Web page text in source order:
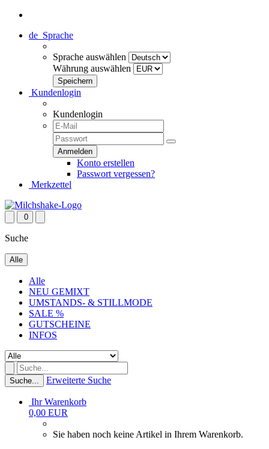
de Sprache
Sprache auswählen
Währung auswählen
Kundenlogin
Kundenlogin
Konto erstellen
Passwort vergessen?
Merkzettel
0
Suche
Alle
Alle
NEU GEMIXT
UMSTANDS- & STILLMODE
SALE %
GUTSCHEINE
INFOS
Suche... Erweiterte Suche
Ihr Warenkorb
0,00 EUR
Sie haben noch keine Artikel in Ihrem Warenkorb.